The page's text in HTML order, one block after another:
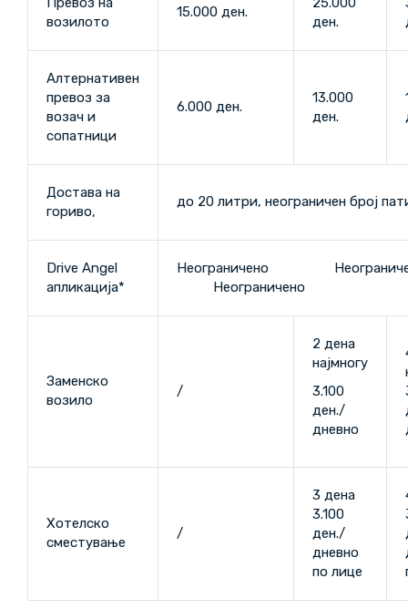
возилото
15.000 ден.
ден.
Алтернативен
превоз за
возач и
сопатници
6.000 ден.
13.000
ден.
Достава на
гориво,
до 20 литри, неограничен број
Drive Angel
апликација*
Неограничено
Неограничено
Заменско
возило
/
2 дена
најмногу
3.100
ден./
дневно
Хотелско
сместување
/
3 дена
3.100
ден./
дневно
по лице